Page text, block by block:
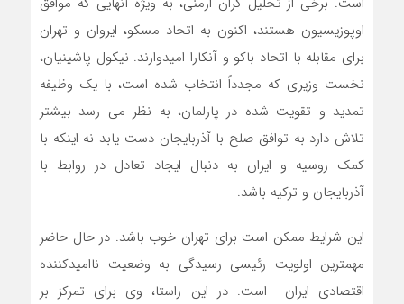
اوپوزیسیون هستند، اکنون به اتحاد مسکو، ایروان و تهران
برای مقابله با اتحاد باکو و آنکارا امیدوارند. نیکول پاشینیان،
نخست وزیری که مجدداً انتخاب شده است، با یک وظیفه
تمدید و تقویت شده در پارلمان، به نظر می رسد بیشتر
تلاش دارد به توافق صلح با آذربایجان دست یابد نه اینکه با
کمک روسیه و ایران به دنبال ایجاد تعادل در روابط با
آذربایجان و ترکیه باشد.
این شرایط ممکن است برای تهران خوب باشد. در حال حاضر
مهمترین اولویت رئیسی رسیدگی به وضعیت ناامیدکننده
اقتصادی ایران است. در این راستا، وی برای تمرکز بر